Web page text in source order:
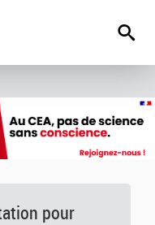
pour